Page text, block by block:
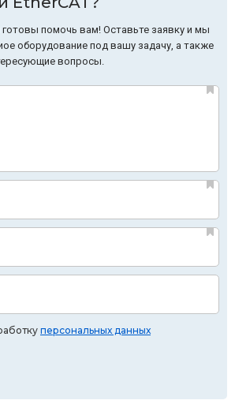
помочь вам! Оставьте заявку и мы
оборудование под вашу задачу, а также
вопросы.
персональных данных